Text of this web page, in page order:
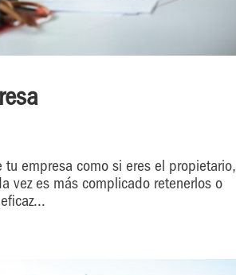
empresa como si eres el propietario,
vez es más complicado retenerlos o